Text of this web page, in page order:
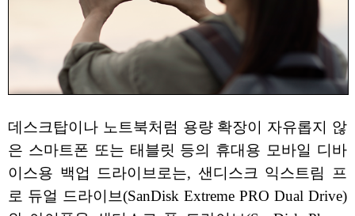
데스크탑이나 노트북처럼 용량 확장이 자유롭지 않
은 스마트폰 또는 태블릿 등의 휴대용 모바일 디바
이스용 백업 드라이브로는, 샌디스크 익스트림 프
로 듀얼 드라이브(SanDisk Extreme PRO Dual Drive)